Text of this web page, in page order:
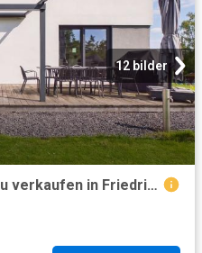
12 bilder
Luxuriöse 6 Zimmer Villa zu verkaufen in Friedrichsdorf, Deutschland